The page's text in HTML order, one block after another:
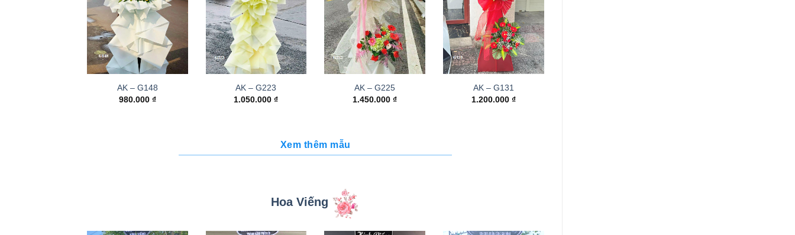
AK – G148
980.000 ₫
AK – G223
1.050.000₫
AK – G225
1.450.000₫
AK – G131
1.200.000 ₫
Xem thêm mẫu
Hoa Viếng